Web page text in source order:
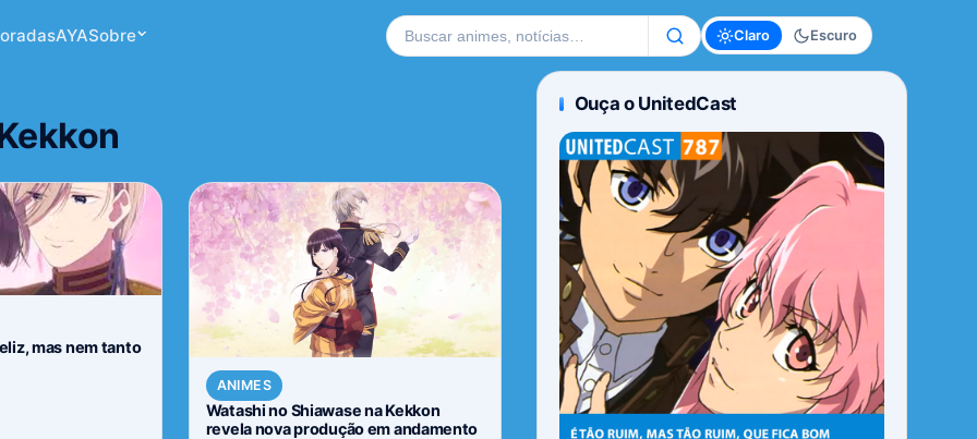
AYASobre Buscar no site Claro Escuro
mas nem tanto
ANIMES
Watashi no Shiawase na Kekkon
revela nova produção em andamento
Ouça o UnitedCast